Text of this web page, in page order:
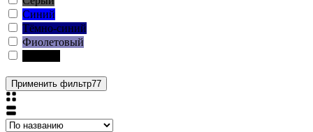
Синий
Тёмно-синий
Фиолетовый
Применить фильтр77